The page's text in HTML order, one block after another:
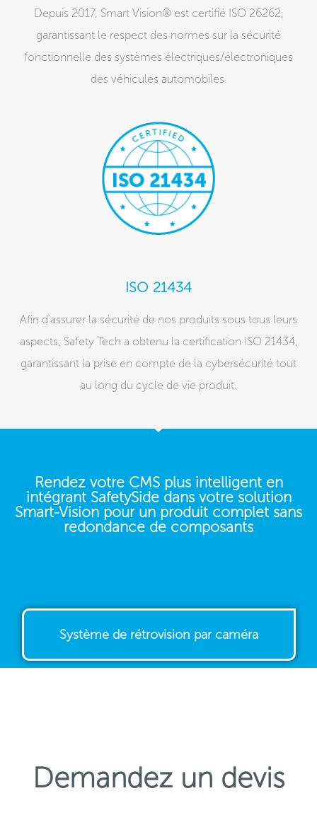
Depuis 2017, Smart Vision® est certifié ISO 26262,
garantissant le respect des normes sur la sécurité
fonctionnelle des systèmes électriques/électroniques
des véhicules automobiles.​​
ISO 21434
Afin d’assurer la sécurité de nos produits sous tous leurs
aspects, Safety Tech a obtenu la certification ISO 21434,
garantissant la prise en compte de la cybersécurité tout
au long du cycle de vie produit.
Rendez votre CMS plus intelligent en
intégrant SafetySide dans votre solution
Smart-Vision pour un produit complet sans
redondance de composants
Système de rétrovision par caméra
Demandez un devis